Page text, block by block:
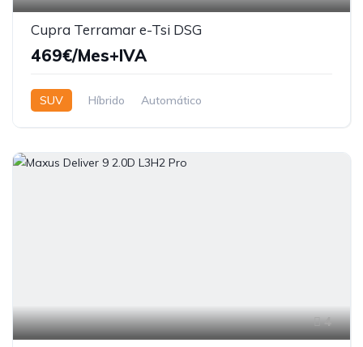
Cupra Terramar e-Tsi DSG
469€/Mes+IVA
SUV Híbrido Automático
4